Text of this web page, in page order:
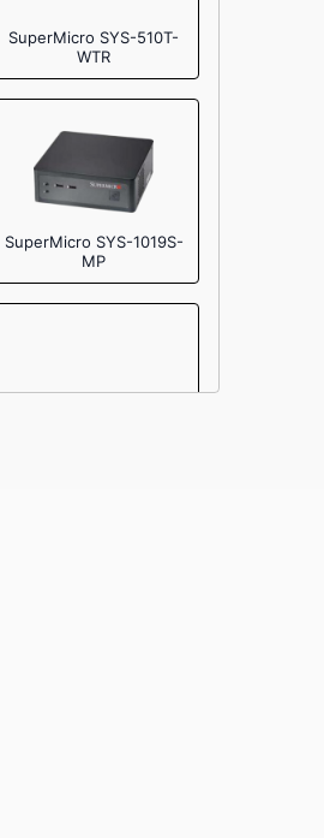
SuperMicro SYS-510T-
WTR
SuperMicro SYS-1019S-
MP